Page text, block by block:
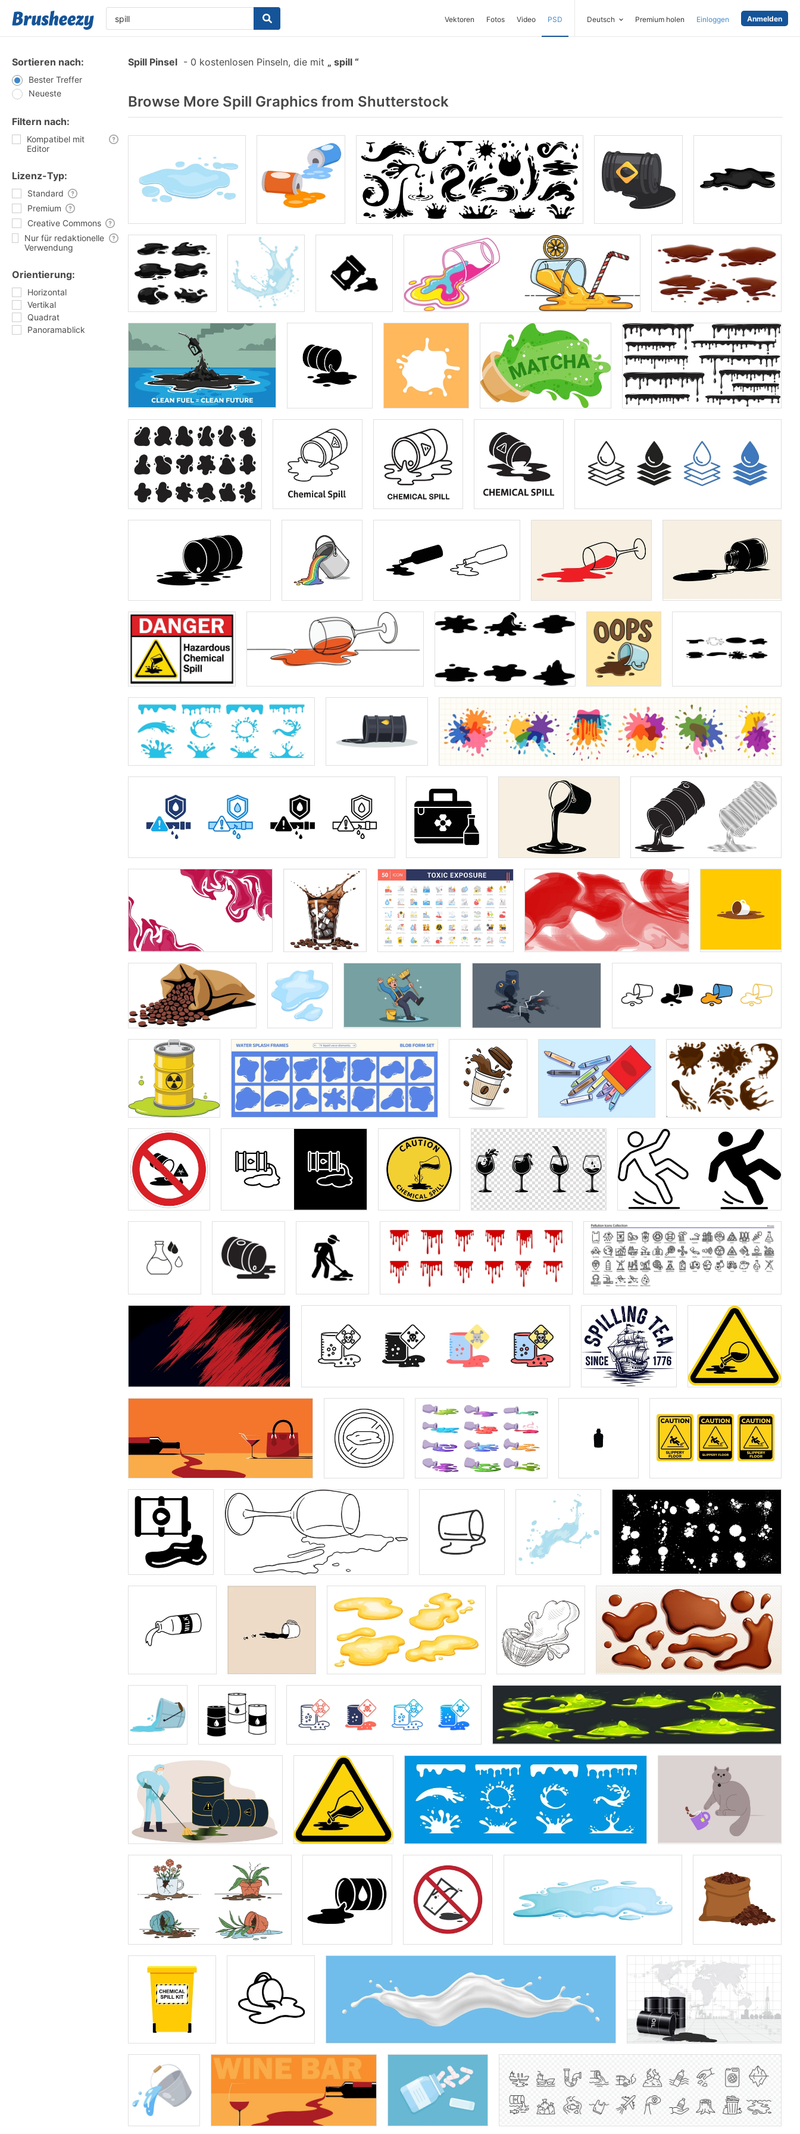
Vektoren Fotos Video PSD Deutsch Premium holen Einloggen Anmelden
Sortieren nach:
Bester Treffer
Neueste
Filtern nach:
Kompatibel mit
Editor
Lizenz-Typ:
Standard
Premium
Creative Commons
Nur für redaktionelle
Verwendung
Orientierung:
Horizontal
Vertikal
Quadrat
Panoramablick
Spill Pinsel - 0 kostenlosen Pinseln, die mit spill
Browse More Spill Graphics from Shutterstock